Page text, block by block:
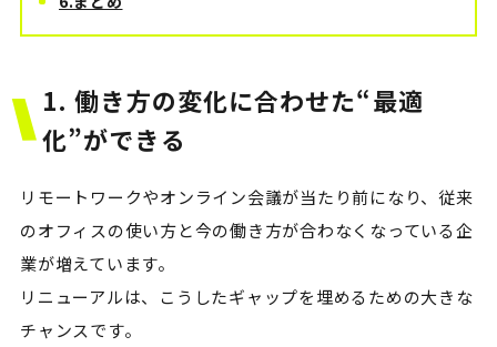
1. 働き方の変化に合わせた“最適
化”ができる
リモートワークやオンライン会議が当たり前になり、従来
のオフィスの使い方と今の働き方が合わなくなっている企
業が増えています。
リニューアルは、こうしたギャップを埋めるための大きな
チャンスです。